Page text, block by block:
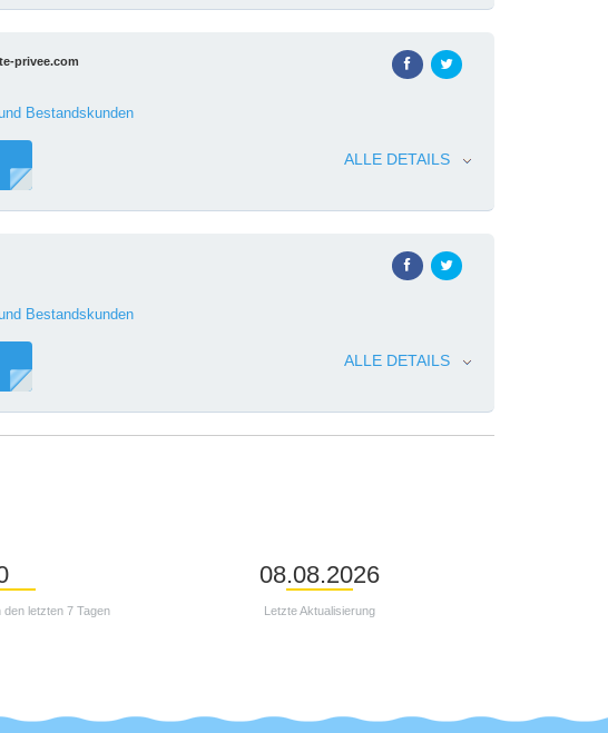
privee.com
Bestandskunden
ALLE DETAILS
Bestandskunden
ALLE DETAILS
letzten 7 Tagen
08.08.2026
Letzte Aktualisierung